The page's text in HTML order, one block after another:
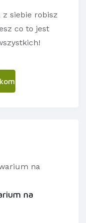
siebie robisz
co to jest
na